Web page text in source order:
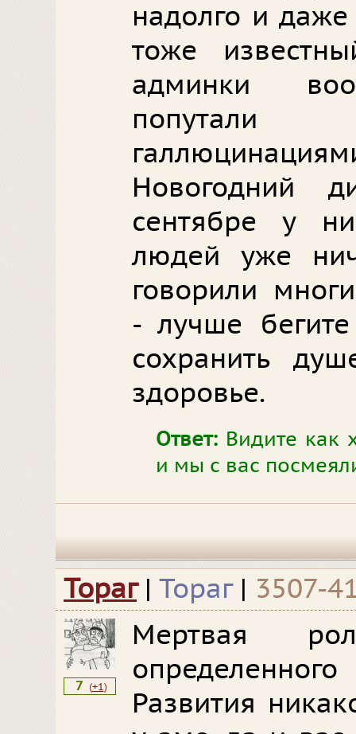
надолго и даже
тоже
админки
попутали
Новогодний
сентябре у
людей уже
говорили
- лучше
сохранить
здоровье.
Ответ: Видите как
и мы с вас
Тораг | Тораг| 3507-
7 (+1)
Мертвая
Развития